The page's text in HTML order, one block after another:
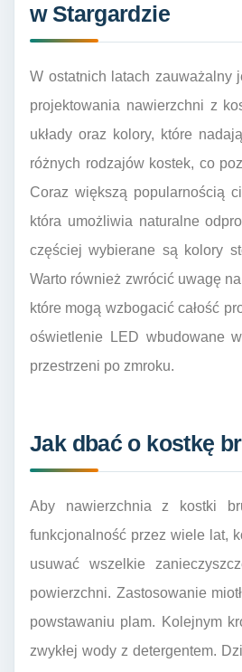
w Stargardzie
W ostatnich latach zauważalny
projektowania nawierzchni z
układy oraz kolory, które
różnych rodzajów kostek, co
Coraz większą popularnością
która umożliwia naturalne
częściej wybierane są kolory
Warto również zwrócić uwagę
które mogą wzbogacić całość
oświetlenie LED wbudowane
przestrzeni po zmroku.
Jak dbać o kostkę
Aby nawierzchnia z kostki
funkcjonalność przez wiele lat,
usuwać wszelkie
powierzchni. Zastosowanie
powstawaniu plam. Kolejnym
zwykłej wody z detergentem.